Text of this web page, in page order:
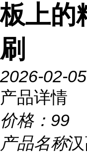
板上的
刷
2026-02-05
产品详情
价格： 99
产品名称